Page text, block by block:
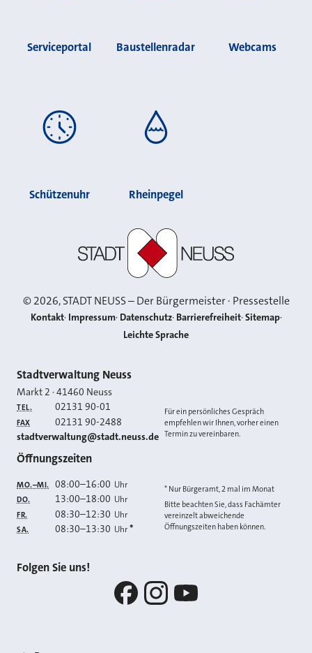
Serviceportal Baustellenradar Webcams
Schützenuhr Rheinpegel
©2026, STADT NEUSS – Der Bürgermeister · Pressestelle
Kontakt Impressum Datenschutz Barrierefreiheit Sitemap
Leichte Sprache
Kontakt
Stadtverwaltung Neuss
Markt 2 ·41460 Neuss
TEL. 02131 90-01
FAX 02131 90-2488
E-MAIL
stadtverwaltung@stadt.neuss.de
Für ein persönliches Gespräch
empfehlen wir Ihnen, vorher einen
Termin zu vereinbaren.
Öffnungszeiten
MO.–MI. 08:00–16:00 Uhr
DO. 13:00–18:00 Uhr
FR. 08:30–12:30 Uhr
SA. 08:30–13:30 Uhr *
* Nur Bürgeramt, 2 mal im Monat
Bitte beachten Sie, dass Fachämter
vereinzelt abweichende
Öffnungszeiten haben können.
Folgen Sie uns!